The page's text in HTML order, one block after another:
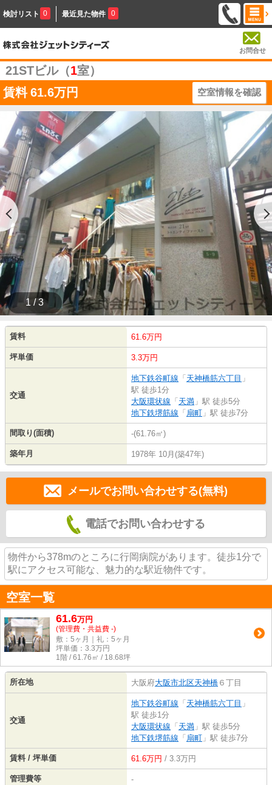
検討リスト 0 最近見た物件 0
お問合せ
21STビル（1室）
賃料 61.6万円 空室情報を確認
1 / 3
賃料 61.6万円
坪単価 3.3万円
交通
地下鉄谷町線 「 天神橋筋六丁目 」
駅 徒歩1分
大阪環状線 「 天満 」駅 徒歩5分
地下鉄堺筋線 「 扇町 」駅 徒歩7分
間取り(面積) -(61.76㎡)
築年月 1978年 10月(築47年)
メールでお問い合わせする(無料)
電話でお問い合わせする
物件から378mのところに行岡病院があります。徒歩1分で
駅にアクセス可能な、魅力的な駅近物件です。
空室一覧
61.6万円
(管理費・共益費 -)
敷：5ヶ月｜礼：5ヶ月
坪単価： 3.3万円
1階 / 61.76㎡ / 18.68坪
所在地 大阪府大阪市北区天神橋 ６丁目
交通
地下鉄谷町線 「 天神橋筋六丁目 」
駅 徒歩1分
大阪環状線 「 天満 」駅 徒歩5分
地下鉄堺筋線 「 扇町 」駅 徒歩7分
賃料 / 坪単価 61.6万円 / 3.3万円
管理費等 -